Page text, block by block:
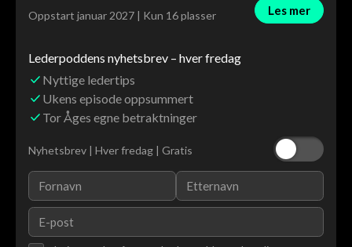
Lederpoddens nyhetsbrev – hver fredag
Nyttige ledertips
Ukens episode oppsummert
Tor Åges egne betraktninger
Nyhetsbrev | Hver fredag | Gratis
Oppstart januar 2027 | Kun 16 plasser Les mer